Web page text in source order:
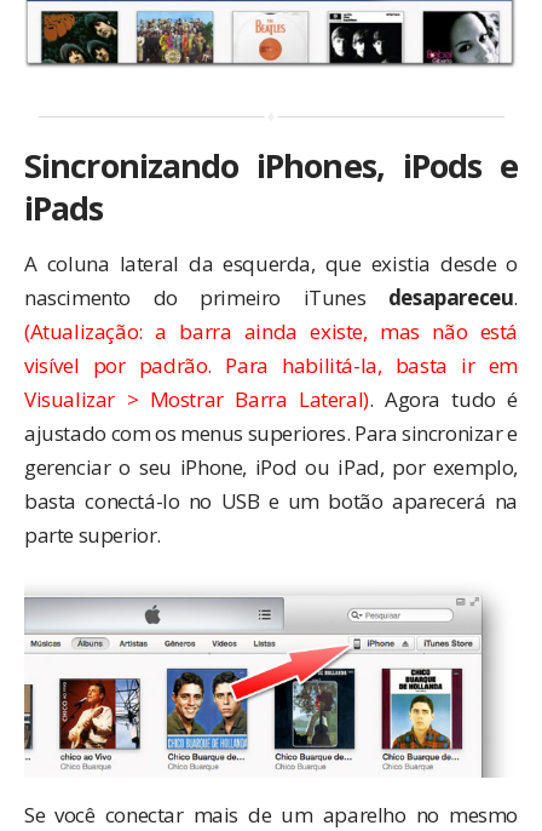
Sincronizando iPhones, iPods e
iPads
A coluna lateral da esquerda, que existia desde o
nascimento do primeiro iTunes desapareceu.
(Atualização: a barra ainda existe, mas não está
visível por padrão. Para habilitá-la, basta ir em
Visualizar > Mostrar Barra Lateral). Agora tudo é
ajustado com os menus superiores. Para sincronizar e
gerenciar o seu iPhone, iPod ou iPad, por exemplo,
basta conectá-lo no USB e um botão aparecerá na
parte superior.
Se você conectar mais de um aparelho no mesmo